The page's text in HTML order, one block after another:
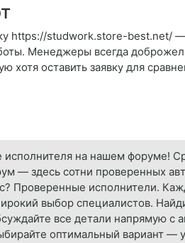
https://studwork.store-best.net/
Менеджеры всегда
оставить заявку для
исполнителя на нашем
— здесь сотни проверенных
Проверенные исполнители.
выбор специалистов.
все детали напрямую с
оптимальный вариант